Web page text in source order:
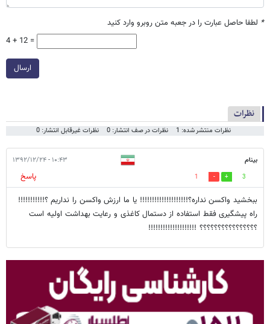
* لطفا حاصل عبارت را در جعبه متن روبرو وارد کنید
4 + 12 =
ارسال
نظرات
نظرات منتشر شده: 1 نظرات در صف انتشار: 0 نظرات غیرقابل انتشار: 0
بینام ۱۰:۴۳ - ۱۳۹۲/۱۲/۲۴
3
1
پاسخ
ببخشید واکسن نداره؟!!!!!!!!!!!!!!!!!!!! یا ما ارزش واکسن را نداریم ؟!!!!!!!!!!!
راه پیشگیری فقط استفاده از دستمال کاغذی و رعایت بهداشت اولیه است
؟؟؟؟؟؟؟؟؟؟؟؟؟؟؟؟ !!!!!!!!!!!!!!!!!!!!